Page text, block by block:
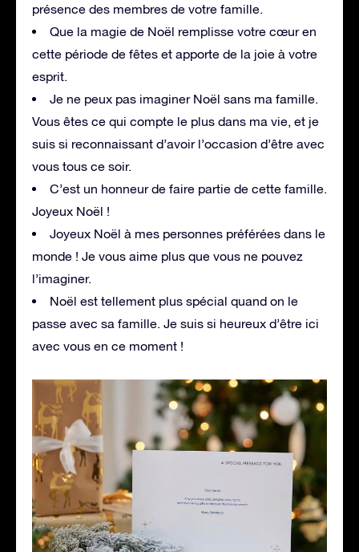
présence des membres de votre famille.
Que la magie de Noël remplisse votre cœur en
cette période de fêtes et apporte de la joie à votre
esprit.
Je ne peux pas imaginer Noël sans ma famille.
Vous êtes ce qui compte le plus dans ma vie, et je
suis si reconnaissant d’avoir l’occasion d’être avec
vous tous ce soir.
C’est un honneur de faire partie de cette famille.
Joyeux Noël !
Joyeux Noël à mes personnes préférées dans le
monde ! Je vous aime plus que vous ne pouvez
l’imaginer.
Noël est tellement plus spécial quand on le
passe avec sa famille. Je suis si heureux d’être ici
avec vous en ce moment !